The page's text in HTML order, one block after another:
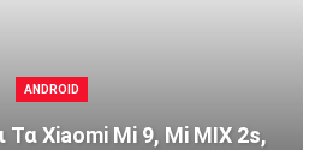
ANDROID
Τα Xiaomi Mi 9, Mi MIX 2s,